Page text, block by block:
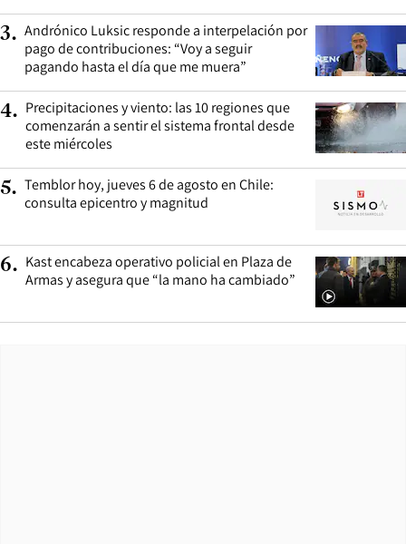
3. Andrónico Luksic responde a interpelación por
pago de contribuciones: “Voy a seguir
pagando hasta el día que me muera”
4. Precipitaciones y viento: las 10 regiones que
comenzarán a sentir el sistema frontal desde
este miércoles
5. Temblor hoy, jueves 6 de agosto en Chile:
consulta epicentro y magnitud
6. Kast encabeza operativo policial en Plaza de
Armas y asegura que “la mano ha cambiado”